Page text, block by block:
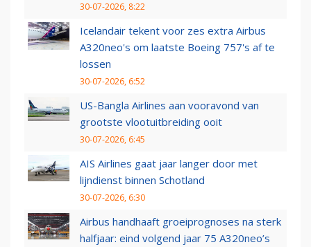
30-07-2026, 8:22
Icelandair tekent voor zes extra Airbus
A320neo's om laatste Boeing 757's af te
lossen
30-07-2026, 6:52
US-Bangla Airlines aan vooravond van
grootste vlootuitbreiding ooit
30-07-2026, 6:45
AIS Airlines gaat jaar langer door met
lijndienst binnen Schotland
30-07-2026, 6:30
Airbus handhaaft groeiprognoses na sterk
halfjaar: eind volgend jaar 75 A320neo’s